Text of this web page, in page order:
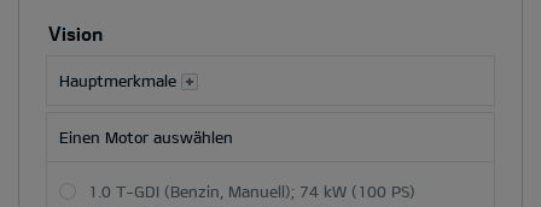
Vision
Hauptmerkmale
Einen Motor auswählen
1.0 T-GDI (Benzin, Manuell); 74 kW (100 PS)